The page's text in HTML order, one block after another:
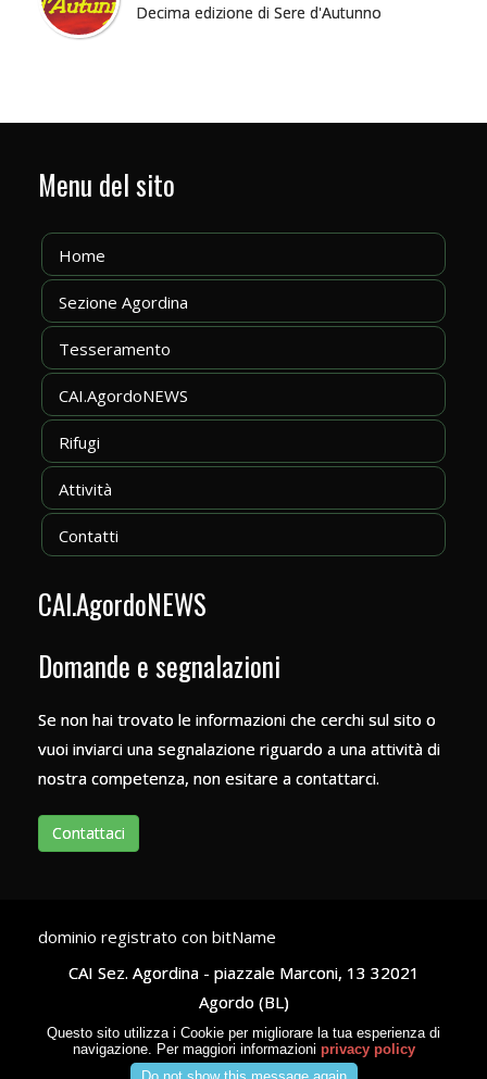
Decima edizione di Sere d'Autunno
Menu del sito
Home
Sezione Agordina
Tesseramento
CAI.AgordoNEWS
Rifugi
Attività
Contatti
CAI.AgordoNEWS
Domande e segnalazioni
Se non hai trovato le informazioni che cerchi sul sito o
vuoi inviarci una segnalazione riguardo a una attività di
nostra competenza, non esitare a contattarci.
Contattaci
dominio registrato con bitName
CAI Sez. Agordina - piazzale Marconi, 13 32021
Agordo (BL)
CF 80005960259- P. IVA 00744590258
Questo sito utilizza i Cookie per migliorare la tua esperienza di
navigazione. Per maggiori informazioni privacy policy